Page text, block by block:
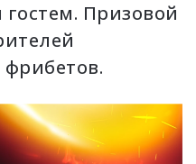
гостем. Призовой
фрибетов.